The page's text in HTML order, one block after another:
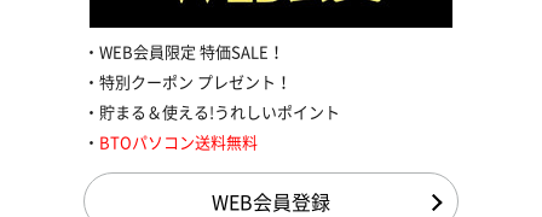
WEB会員限定 特価SALE！
特別クーポン プレゼント！
貯まる＆使える!うれしいポイント
BTOパソコン送料無料
WEB会員登録